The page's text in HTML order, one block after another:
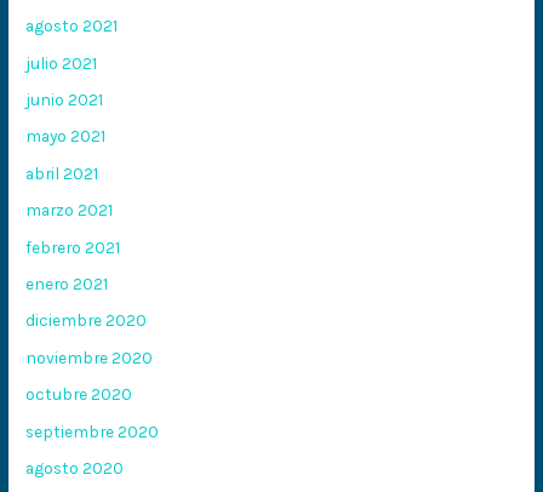
agosto 2021
julio 2021
junio 2021
mayo 2021
abril 2021
marzo 2021
febrero 2021
enero 2021
diciembre 2020
noviembre 2020
octubre 2020
septiembre 2020
agosto 2020